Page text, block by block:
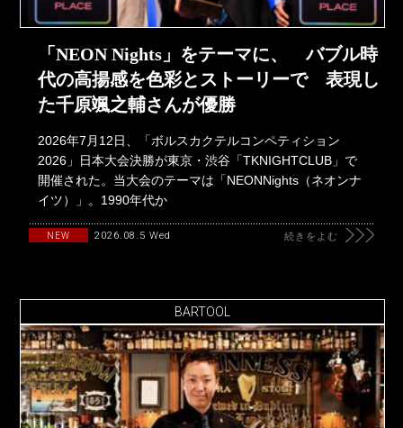
「NEON Nights」をテーマに、 バブル時
代の高揚感を色彩とストーリーで 表現し
た千原颯之輔さんが優勝
2026年7月12日、「ボルスカクテルコンペティション
2026」日本大会決勝が東京・渋谷「TKNIGHTCLUB」で
開催された。当大会のテーマは「NEONNights（ネオンナ
イツ）」。1990年代か
NEW 2026.08.5 Wed 続きをよむ
BARTOOL